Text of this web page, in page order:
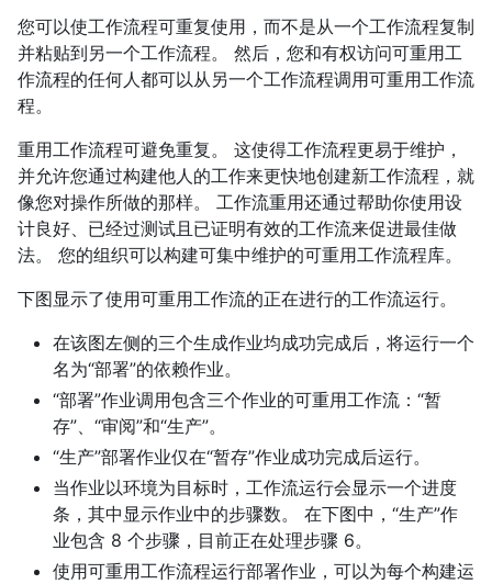
您可以使工作流程可重复使用，而不是从一个工作流程复制
并粘贴到另一个工作流程。 然后，您和有权访问可重用工
作流程的任何人都可以从另一个工作流程调用可重用工作流
程。
重用工作流程可避免重复。 这使得工作流程更易于维护，
并允许您通过构建他人的工作来更快地创建新工作流程，就
像您对操作所做的那样。 工作流重用还通过帮助你使用设
计良好、已经过测试且已证明有效的工作流来促进最佳做
法。 您的组织可以构建可集中维护的可重用工作流程库。
下图显示了使用可重用工作流的正在进行的工作流运行。
在该图左侧的三个生成作业均成功完成后，将运行一个
名为“部署”的依赖作业。
“部署”作业调用包含三个作业的可重用工作流：“暂
存”、“审阅”和“生产”。
“生产”部署作业仅在“暂存”作业成功完成后运行。
当作业以环境为目标时，工作流运行会显示一个进度
条，其中显示作业中的步骤数。 在下图中，“生产”作
业包含 8 个步骤，目前正在处理步骤 6。
使用可重用工作流程运行部署作业，可以为每个构建运